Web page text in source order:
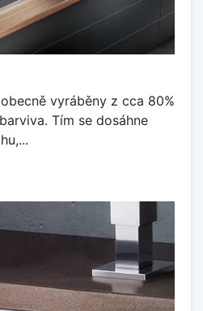
vyráběny z cca 80%
Tím se dosáhne